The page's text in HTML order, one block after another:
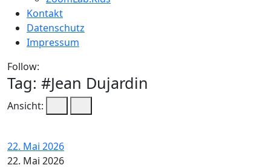
Kontakt
Datenschutz
Impressum
Follow:
Tag: #Jean Dujardin
Ansicht:
22. Mai 2026
22. Mai 2026